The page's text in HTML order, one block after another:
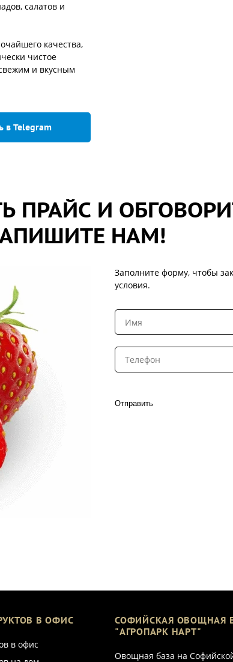
салатов и
качества,
чистое
и вкусным
в Telegram
ПРАЙС И
НАМ!
Заполните форму, чтобы
условия.
Отправить
В ОФИС
в офис
СОФИЙСКАЯ ОВОЩНАЯ
"АГРОПАРК НАРТ"
Овощная база на